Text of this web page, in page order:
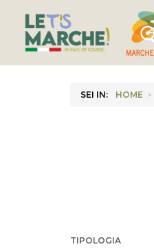
SEI IN: HOME >
TIPOLOGIA